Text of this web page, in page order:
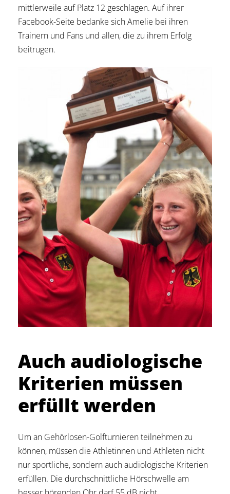
mittlerweile auf Platz 12 geschlagen. Auf ihrer
Facebook-Seite bedanke sich Amelie bei ihren
Trainern und Fans und allen, die zu ihrem Erfolg
beitrugen.
Auch audiologische
Kriterien müssen
erfüllt werden
Um an Gehörlosen-Golfturnieren teilnehmen zu
können, müssen die Athletinnen und Athleten nicht
nur sportliche, sondern auch audiologische Kriterien
erfüllen. Die durchschnittliche Hörschwelle am